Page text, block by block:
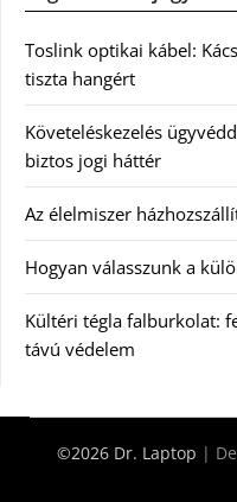
Toslink optikai kábel:
tiszta hangért
Követeléskezelés
biztos jogi háttér
Az élelmiszer
Hogyan válasszunk a
Kültéri tégla falburkolat:
távú védelem
©2026 Dr. Laptop |